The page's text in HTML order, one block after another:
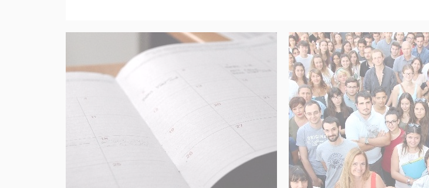
Jeudi 24 septembre 2026 à 09h00
Rentrée du Diplôme de Spécialisation Professionnelle « Assistance
conception numérique et à la réalisation d'objets 3D » – 24
Du jeudi 24 septembre 2026 à 11h00 au samedi 31 octobre 2026
Bourse Ange Tomasi: Exposition de restitution du travail
Roisin Lambert
Mardi 20 octobre 2026 de 18h00 à 21h00
Cérémonie des majors - apprentis
Du lundi 20 juillet 2026 au samedi 31 octobre 2026
Etudiants, déclarez votre situation sur RIESCITA